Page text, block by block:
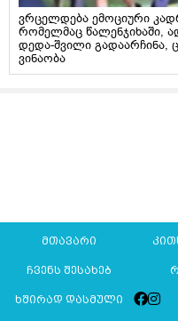
ვრცელდება ემოციური
რომელმაც წალენჯიხაში,
დედა-შვილი გადაარჩინა,
ვინაობა
მთავარი
ჩვენს შესახებ
ხშირად დასმული